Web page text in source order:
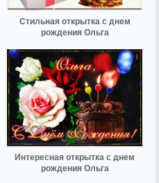
Стильная открытка с днем
рождения Ольга
Интересная открытка с днем
рождения Ольга